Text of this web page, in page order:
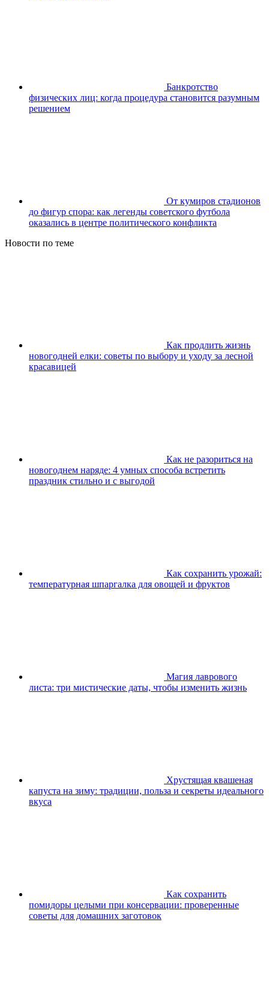
Банкротство
физических лиц: когда процедура становится разумным
решением
От кумиров стадионов
до фигур спора: как легенды советского футбола
оказались в центре политического конфликта
Новости по теме
Как продлить жизнь
новогодней елки: советы по выбору и уходу за лесной
красавицей
Как не разориться на
новогоднем наряде: 4 умных способа встретить
праздник стильно и с выгодой
Как сохранить урожай:
температурная шпаргалка для овощей и фруктов
Магия лаврового
листа: три мистические даты, чтобы изменить жизнь
Хрустящая квашеная
капуста на зиму: традиции, польза и секреты идеального
вкуса
Как сохранить
помидоры целыми при консервации: проверенные
советы для домашних заготовок